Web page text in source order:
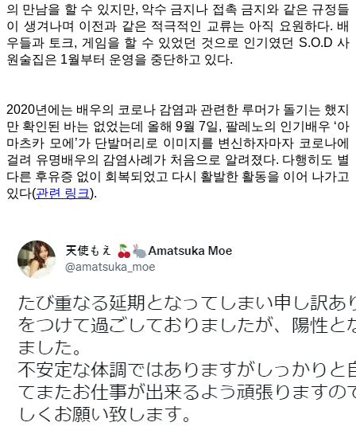
의 만남을 할 수 있지만, 악수 금지나 접촉 금지와 같은 규정들
이 생겨나며 이전과 같은 적극적인 교류는 아직 요원하다. 배
우들과 토크, 게임을 할 수 있었던 것으로 인기였던 S.O.D 사
원술집은 1월부터 운영을 중단하고 있다.
2020년에는 배우의 코로나 감염과 관련한 루머가 돌기는 했지
만 확인된 바는 없었는데 올해 9월 7일, 팔레노의 인기배우 ‘아
마츠카 모에’가 단발머리로 이미지를 변신하자마자 코로나에
걸려 유명배우의 감염사례가 처음으로 알려졌다. 다행히도 별
다른 후유증 없이 회복되었고 다시 활발한 활동을 이어 나가고
있다(관련 링크).